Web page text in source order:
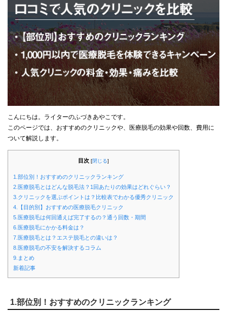
こんにちは。ライターのふづきあやこです。
このページでは、おすすめのクリニックや、医療脱毛の効果や回数、費用に
ついて解説します。
目次 [閉じる]
1.部位別！おすすめのクリニックランキング
2.医療脱毛とはどんな脱毛法？1回あたりの効果はどれぐらい？
3.クリニックを選ぶポイントは？比較表でわかる優秀クリニック
4.【目的別】おすすめの医療脱毛クリニック
5.医療脱毛は何回通えば完了するの？通う回数・期間
6.医療脱毛にかかる料金は？
7.医療脱毛とは？エステ脱毛との違いは？
8.医療脱毛の不安を解決するコラム
9.まとめ
新着記事
1.部位別！おすすめのクリニックランキング